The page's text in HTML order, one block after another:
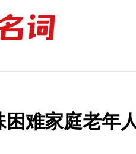
难家庭老年